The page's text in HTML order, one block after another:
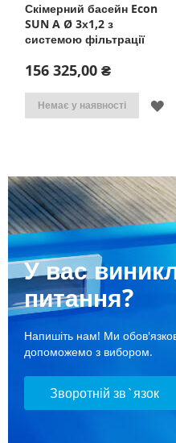
Скімерний басейн Econ
SUN A Ø 3х1,2 з
системою фільтрації
156 325,00 ₴
Немає у наявності
У вас
питання?
Напишіть нам! Ми
допоможемо з вибором.
Зворотній зв`язок